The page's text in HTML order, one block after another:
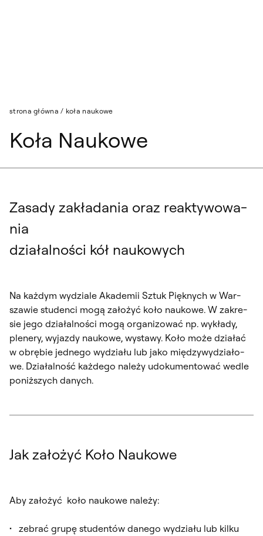
strona główna / koła naukowe
Koła Naukowe
Za­sa­dy za­kła­da­nia oraz re­ak­ty­wo­wa­
nia
dzia­łal­no­ści kół na­uko­wych
Na każ­dym wy­dzia­le Aka­de­mii Sz­tuk Pięk­nych w War­
sza­wie stu­den­ci mo­gą za­ło­żyć ko­ło na­uko­we. W za­kre­
sie je­go dzia­łal­no­ści mo­gą or­ga­ni­zo­wać np. wy­kła­dy,
ple­ne­ry, wy­jaz­dy na­uko­we, wy­sta­wy. Ko­ło mo­że dzia­łać
w obrę­bie jed­ne­go wy­dzia­łu lub ja­ko mię­dzy­wy­dzia­ło­
we. Dzia­łal­ność każ­de­go na­le­ży udo­ku­men­to­wać we­dle
po­niż­szych da­nych.
Jak założyć Koło Naukowe
Aby za­ło­żyć ko­ło na­uko­we na­le­ży:
ze­brać gru­pę stu­den­tów da­ne­go wy­dzia­łu lub kil­ku